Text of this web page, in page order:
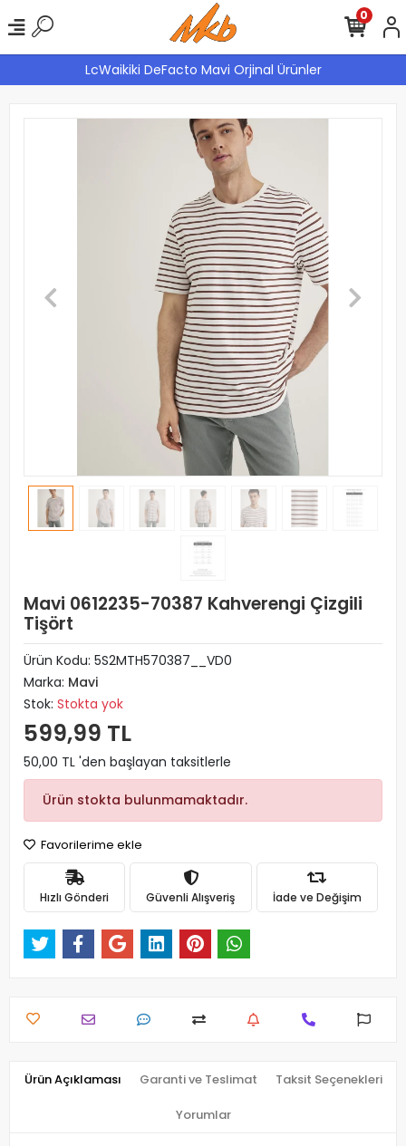
LcWaikiki DeFacto Mavi Orjinal Ürünler
0
Mavi 0612235-70387 Kahverengi Çizgili
Tişört
Ürün Kodu: 5S2MTH570387__VD0
Marka: Mavi
Stok: Stokta yok
599,99 TL
50,00 TL 'den başlayan taksitlerle
Ürün stokta bulunmamaktadır.
Favorilerime ekle
Hızlı Gönderi Güvenli Alışveriş İade ve Değişim
Ürün Açıklaması Garanti ve Teslimat Taksit Seçenekleri
Yorumlar